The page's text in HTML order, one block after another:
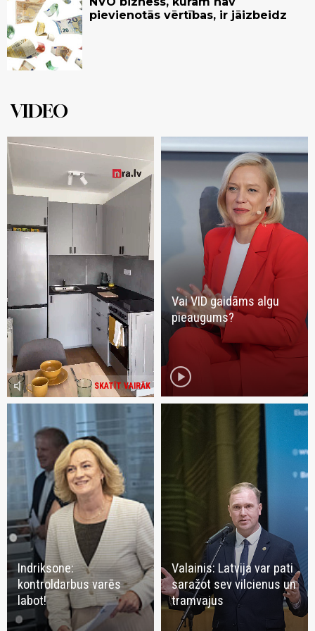
pievienotās vērtības, ir jāizbeidz
VIDEO
SKATĪT VAIRĀK
volume_mute
Vai VID gaidāms algu
pieaugums?
play_circle
Indriksone:
kontroldarbus varēs
labot!
Valainis: Latvija var pati
saražot sev vilcienus un
tramvajus